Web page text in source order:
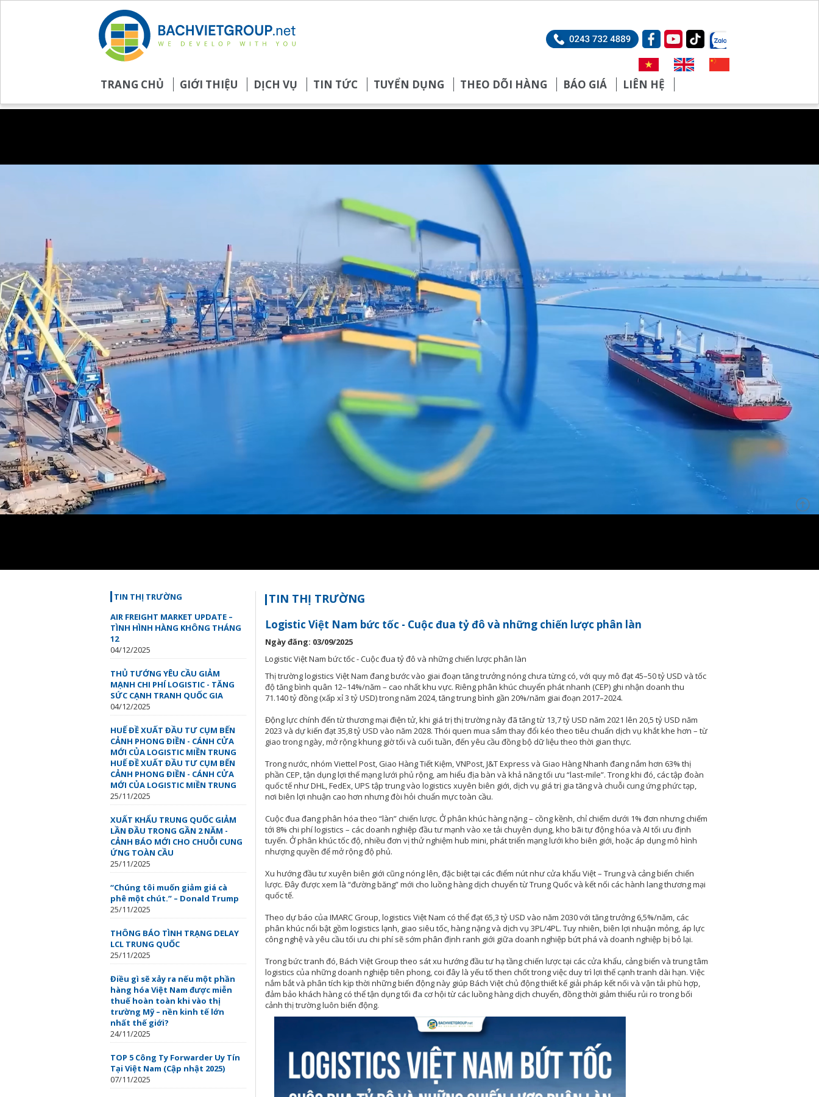
TRANG CHỦ GIỚI THIỆU DỊCH VỤ TIN TỨC TUYỂN DỤNG THEO DÕI HÀNG BÁO GIÁ LIÊN HỆ
46.71%
TIN THỊ TRƯỜNG
AIR FREIGHT MARKET UPDATE –
TÌNH HÌNH HÀNG KHÔNG THÁNG
12
04/12/2025
THỦ TƯỚNG YÊU CẦU GIẢM
MẠNH CHI PHÍ LOGISTIC - TĂNG
SỨC CẠNH TRANH QUỐC GIA
04/12/2025
HUẾ ĐỀ XUẤT ĐẦU TƯ CỤM BẾN
CẢNH PHONG ĐIỀN - CÁNH CỬA
MỚI CỦA LOGISTIC MIỀN TRUNG
HUẾ ĐỀ XUẤT ĐẦU TƯ CỤM BẾN
CẢNH PHONG ĐIỀN - CÁNH CỬA
MỚI CỦA LOGISTIC MIỀN TRUNG
25/11/2025
XUẤT KHẨU TRUNG QUỐC GIẢM
LẦN ĐẦU TRONG GẦN 2 NĂM -
CẢNH BÁO MỚI CHO CHUỖI CUNG
ỨNG TOÀN CẦU
25/11/2025
“Chúng tôi muốn giảm giá cà
phê một chút.” – Donald Trump
25/11/2025
THÔNG BÁO TÌNH TRẠNG DELAY
LCL TRUNG QUỐC
25/11/2025
Điều gì sẽ xảy ra nếu một phần
hàng hóa Việt Nam được miễn
thuế hoàn toàn khi vào thị
trường Mỹ – nền kinh tế lớn
nhất thế giới?
24/11/2025
TOP 5 Công Ty Forwarder Uy Tín
Tại Việt Nam (Cập nhật 2025)
07/11/2025
TIN THỊ TRƯỜNG
Logistic Việt Nam bức tốc - Cuộc đua tỷ đô và những chiến lược phân làn
Ngày đăng: 03/09/2025
Logistic Việt Nam bức tốc - Cuộc đua tỷ đô và những chiến lược phân làn
Thị trường logistics Việt Nam đang bước vào giai đoạn tăng trưởng nóng chưa từng có, với quy mô đạt 45–50 tỷ USD và tốc
độ tăng bình quân 12–14%/năm – cao nhất khu vực. Riêng phân khúc chuyển phát nhanh (CEP) ghi nhận doanh thu
71.140 tỷ đồng (xấp xỉ 3 tỷ USD) trong năm 2024, tăng trung bình gần 20%/năm giai đoạn 2017–2024.
Động lực chính đến từ thương mại điện tử, khi giá trị thị trường này đã tăng từ 13,7 tỷ USD năm 2021 lên 20,5 tỷ USD năm
2023 và dự kiến đạt 35,8 tỷ USD vào năm 2028. Thói quen mua sắm thay đổi kéo theo tiêu chuẩn dịch vụ khắt khe hơn – từ
giao trong ngày, mở rộng khung giờ tối và cuối tuần, đến yêu cầu đồng bộ dữ liệu theo thời gian thực.
Trong nước, nhóm Viettel Post, Giao Hàng Tiết Kiệm, VNPost, J&T Express và Giao Hàng Nhanh đang nắm hơn 63% thị
phần CEP, tận dụng lợi thế mạng lưới phủ rộng, am hiểu địa bàn và khả năng tối ưu “last-mile”. Trong khi đó, các tập đoàn
quốc tế như DHL, FedEx, UPS tập trung vào logistics xuyên biên giới, dịch vụ giá trị gia tăng và chuỗi cung ứng phức tạp,
nơi biên lợi nhuận cao hơn nhưng đòi hỏi chuẩn mực toàn cầu.
Cuộc đua đang phân hóa theo “làn” chiến lược. Ở phân khúc hàng nặng – cồng kềnh, chỉ chiếm dưới 1% đơn nhưng chiếm
tới 8% chi phí logistics – các doanh nghiệp đầu tư mạnh vào xe tải chuyên dụng, kho bãi tự động hóa và AI tối ưu định
tuyến. Ở phân khúc tốc độ, nhiều đơn vị thử nghiệm hub mini, phát triển mạng lưới kho biên giới, hoặc áp dụng mô hình
nhượng quyền để mở rộng độ phủ.
Xu hướng đầu tư xuyên biên giới cũng nóng lên, đặc biệt tại các điểm nút như cửa khẩu Việt – Trung và cảng biển chiến
lược. Đây được xem là “đường băng” mới cho luồng hàng dịch chuyển từ Trung Quốc và kết nối các hành lang thương mại
quốc tế.
Theo dự báo của IMARC Group, logistics Việt Nam có thể đạt 65,3 tỷ USD vào năm 2030 với tăng trưởng 6,5%/năm, các
phân khúc nổi bật gồm logistics lạnh, giao siêu tốc, hàng nặng và dịch vụ 3PL/4PL. Tuy nhiên, biên lợi nhuận mỏng, áp lực
công nghệ và yêu cầu tối ưu chi phí sẽ sớm phân định ranh giới giữa doanh nghiệp bứt phá và doanh nghiệp bị bỏ lại.
Trong bức tranh đó, Bách Việt Group theo sát xu hướng đầu tư hạ tầng chiến lược tại các cửa khẩu, cảng biển và trung tâm
logistics của những doanh nghiệp tiên phong, coi đây là yếu tố then chốt trong việc duy trì lợi thế cạnh tranh dài hạn. Việc
nắm bắt và phân tích kịp thời những biến động này giúp Bách Việt chủ động thiết kế giải pháp kết nối và vận tải phù hợp,
đảm bảo khách hàng có thể tận dụng tối đa cơ hội từ các luồng hàng dịch chuyển, đồng thời giảm thiểu rủi ro trong bối
cảnh thị trường luôn biến động.